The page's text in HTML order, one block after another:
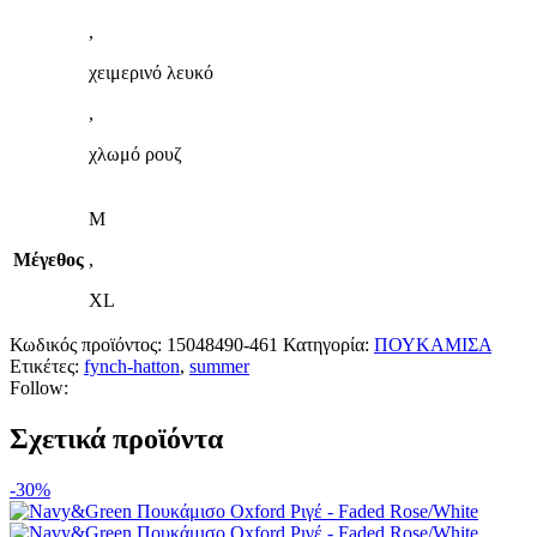
,
χειμερινό λευκό
,
χλωμό ρουζ
Μέγεθος
M
,
XL
Κωδικός προϊόντος: 15048490-461 Κατηγορία: ΠΟΥΚΑΜΙΣΑ
Ετικέτες: fynch-hatton, summer
Follow:
Σχετικά προϊόντα
-30%